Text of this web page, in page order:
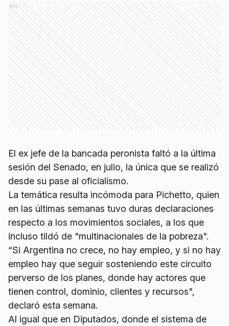
Ads
El ex jefe de la bancada peronista faltó a la última
sesión del Senado, en julio, la única que se realizó
desde su pase al oficialismo.
La temática resulta incómoda para Pichetto, quien
en las últimas semanas tuvo duras declaraciones
respecto a los movimientos sociales, a los que
incluso tildó de "multinacionales de la pobreza".
“Si Argentina no crece, no hay empleo, y si no hay
empleo hay que seguir sosteniendo este circuito
perverso de los planes, donde hay actores que
tienen control, dominio, clientes y recursos",
declaró esta semana.
Al igual que en Diputados, donde el sistema de